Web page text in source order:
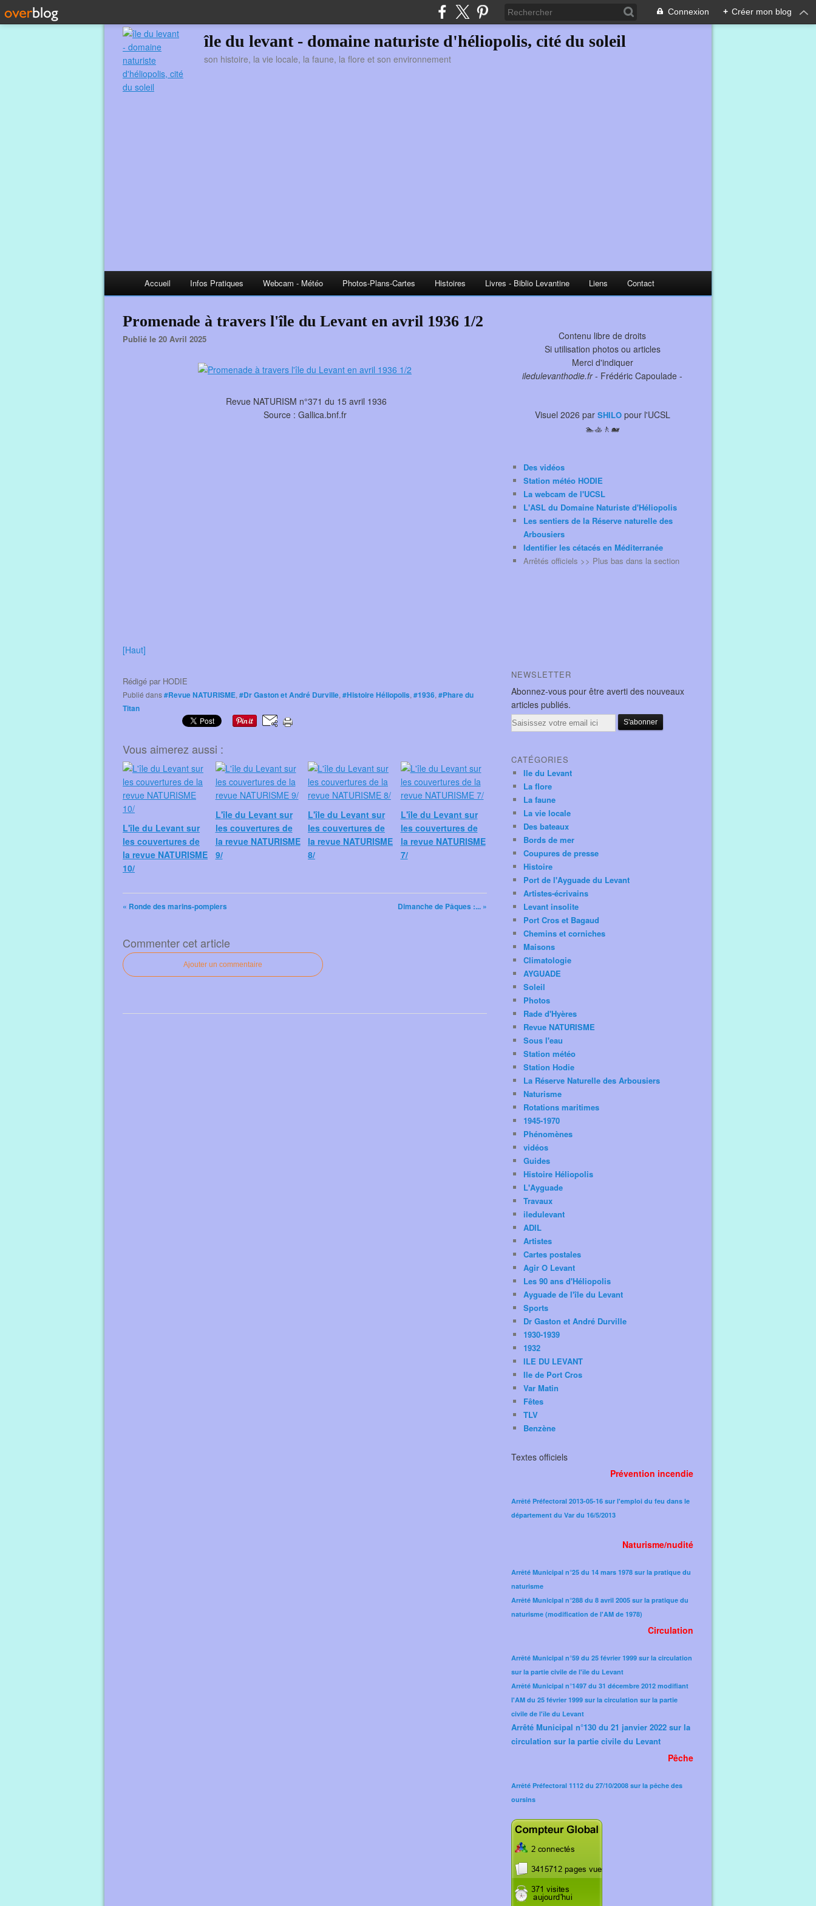
Connexion + Créer mon blog
île du levant - domaine naturiste d'héliopolis, cité du soleil
son histoire, la vie locale, la faune, la flore et son environnement
Accueil Infos Pratiques Webcam - Météo Photos-Plans-Cartes Histoires Livres - Biblio Levantine Liens Contact
Promenade à travers l'île du Levant en avril 1936 1/2
Publié le 20 Avril 2025
Revue NATURISM n°371 du 15 avril 1936
Source : Gallica.bnf.fr
[Haut]
Rédigé par HODIE
Publié dans#Revue NATURISME, #Dr Gaston et André Durville, #Histoire Héliopolis, #1936, #Phare du
Titan
Vous aimerez aussi :
L'île du Levant sur
les couvertures de
la revue NATURISME
10/
L'île du Levant sur
les couvertures de
la revue NATURISME
9/
L'île du Levant sur
les couvertures de
la revue NATURISME
8/
L'île du Levant sur
les couvertures de
la revue NATURISME
7/
« Ronde des marins-pompiers Dimanche de Pâques :... »
Commenter cet article
Ajouter un commentaire
Contenu libre de droits
Si utilisation photos ou articles
Merci d'indiquer
iledulevanthodie.fr- Frédéric Capoulade -
Visuel 2026 par SHILOpour l'UCSL
🏊🚣🚶🐋
Des vidéos
Station météo HODIE
La webcam de l'UCSL
L'ASL du Domaine Naturiste d'Héliopolis
Les sentiers de la Réserve naturelle des
Arbousiers
Identifier les cétacés en Méditerranée
Arrêtés officiels >> Plus bas dans la section
NEWSLETTER
Abonnez-vous pour être averti des nouveaux
articles publiés.
Email
CATÉGORIES
Ile du Levant
La flore
La faune
La vie locale
Des bateaux
Bords de mer
Coupures de presse
Histoire
Port de l'Ayguade du Levant
Artistes-écrivains
Levant insolite
Port Cros et Bagaud
Chemins et corniches
Maisons
Climatologie
AYGUADE
Soleil
Photos
Rade d'Hyères
Revue NATURISME
Sous l'eau
Station météo
Station Hodie
La Réserve Naturelle des Arbousiers
Naturisme
Rotations maritimes
1945-1970
Phénomènes
vidéos
Guides
Histoire Héliopolis
L'Ayguade
Travaux
iledulevant
ADIL
Artistes
Cartes postales
Agir O Levant
Les 90 ans d'Héliopolis
Ayguade de l'île du Levant
Sports
Dr Gaston et André Durville
1930-1939
1932
ILE DU LEVANT
Ile de Port Cros
Var Matin
Fêtes
TLV
Benzène
Textes officiels
Prévention incendie
Arrêté Préfectoral 2013-05-16 sur l'emploi du feu dans le
département du Var du 16/5/2013
Naturisme/nudité
Arrêté Municipal n°25 du 14 mars 1978 sur la pratique du
naturisme
Arrêté Municipal n°288 du 8 avril 2005 sur la pratique du
naturisme (modification de l'AM de 1978)​
Circulation
Arrêté Municipal n°59 du 25 février 1999 sur la circulation
sur la partie civile de l'île du Levant
Arrêté Municipal n°1497 du 31 décembre 2012 modifiant
l'AM du 25 février 1999 sur la circulation sur la partie
civile de l'île du Levant
Arrêté Municipal n°130 du 21 janvier 2022 sur la
circulation sur la partie civile du Levant
Pêche
Arrêté Préfectoral 1112 du 27/10/2008 sur la pêche des
oursins